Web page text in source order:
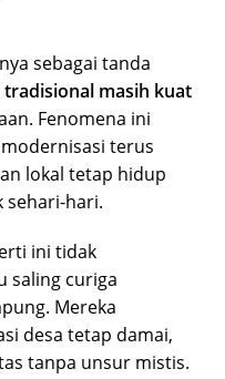
sebagai tanda
masih kuat
Fenomena ini
terus
lokal tetap hidup
sehari-hari.
ini tidak
saling curiga
Mereka
desa tetap damai,
tanpa unsur mistis.